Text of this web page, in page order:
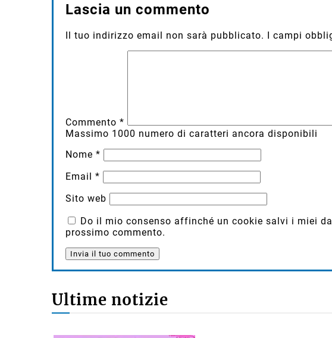
Lascia un commento
Il tuo indirizzo email non sarà pubblicato. I campi
Commento *
Massimo 1000 numero di caratteri ancora disponibili
Nome *
Email *
Sito web
Do il mio consenso affinché un cookie salvi i miei
prossimo commento.
Ultime notizie